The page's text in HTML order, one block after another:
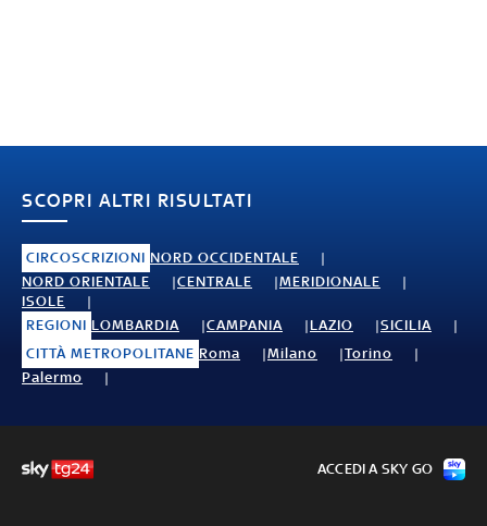
SCOPRI ALTRI RISULTATI
CIRCOSCRIZIONI NORD OCCIDENTALE
NORD ORIENTALE
CENTRALE
MERIDIONALE
ISOLE
REGIONI LOMBARDIA CAMPANIA LAZIO
SICILIA
CITTÀ METROPOLITANE Roma Milano
Torino
Palermo
ACCEDI A SKY GO